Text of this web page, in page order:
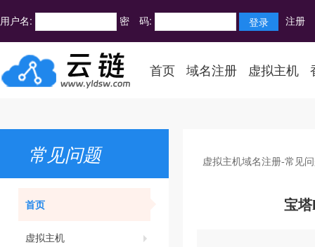
用户名: 密 码: 注册
首页 域名注册 虚拟主机
常见问题
首页
虚拟主机
虚拟主机域名注册-常见
宝